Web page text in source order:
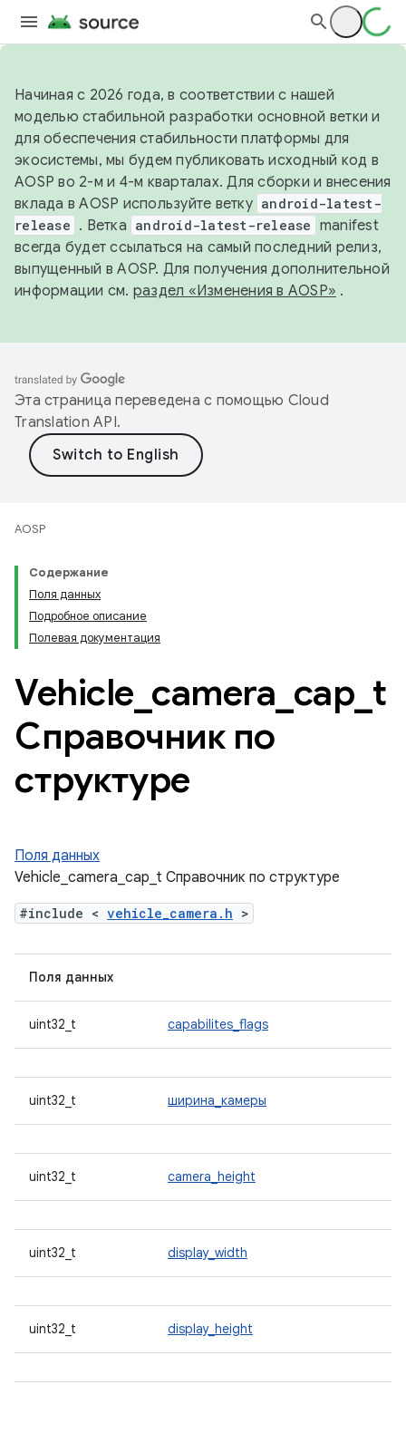
Начиная с 2026 года, в соответствии с нашей
моделью стабильной разработки основной ветки и
для обеспечения стабильности платформы для
экосистемы, мы будем публиковать исходный код в
AOSP во 2-м и 4-м кварталах. Для сборки и внесения
вклада в AOSP используйте ветку android-latest-
release . Ветка android-latest-release manifest
всегда будет ссылаться на самый последний релиз,
выпущенный в AOSP. Для получения дополнительной
информации см. раздел «Изменения в AOSP» .
Эта страница переведена с помощью Cloud
Translation API.
AOSP
Содержание
Поля данных
Подробное описание
Полевая документация
Vehicle camera cap t
Справочник по
структуре
Поля данных
Vehicle_camera_cap_t Справочник по структуре
#include < vehicle_camera.h >
Поля данных
uint32_t capabilites_flags
uint32_t ширина_камеры
uint32_t camera_height
uint32_t display_width
uint32_t display_height